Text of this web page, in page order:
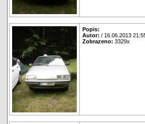
Popis:
Autor: / 16.06.2013
Zobrazeno: 3329x